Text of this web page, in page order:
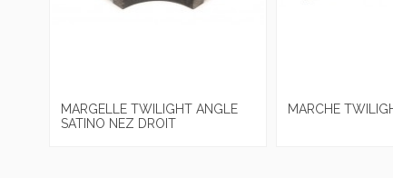
MARGELLE TWILIGHT ANGLE
SATINO NEZ DROIT
MARCHE